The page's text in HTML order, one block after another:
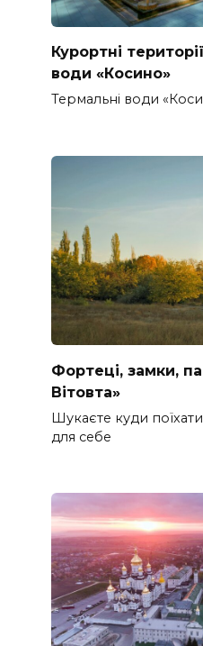
Курортні
води «Косино»
Термальні води
Фортеці, замки,
Вітовта»
Шукаєте куди
для себе